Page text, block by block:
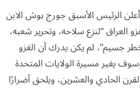
الرئيس الأسبق جورج بوش الابن
العراق “لنزع سلاحه، وتحرير شعبه،
جسيم”، لم يكن يدرك أن الغزو
يغير مسيرة الولايات المتحدة
الحادي والعشرين، ويلحق أضرارًا